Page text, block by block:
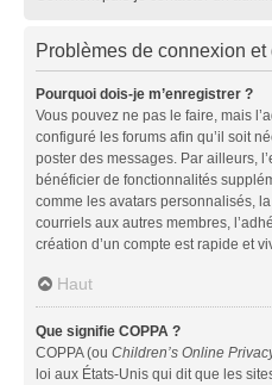
Problèmes de connexion et
Pourquoi dois-je m’enregistrer ?
Vous pouvez ne pas le faire, mais
configuré les forums afin qu’il soit
poster des messages. Par ailleurs,
bénéficier de fonctionnalités
comme les avatars personnalisés,
courriels aux autres membres,
création d’un compte est rapide et
Haut
Que signifie COPPA ?
COPPA (ou Children’s Online
loi aux États-Unis qui dit que les